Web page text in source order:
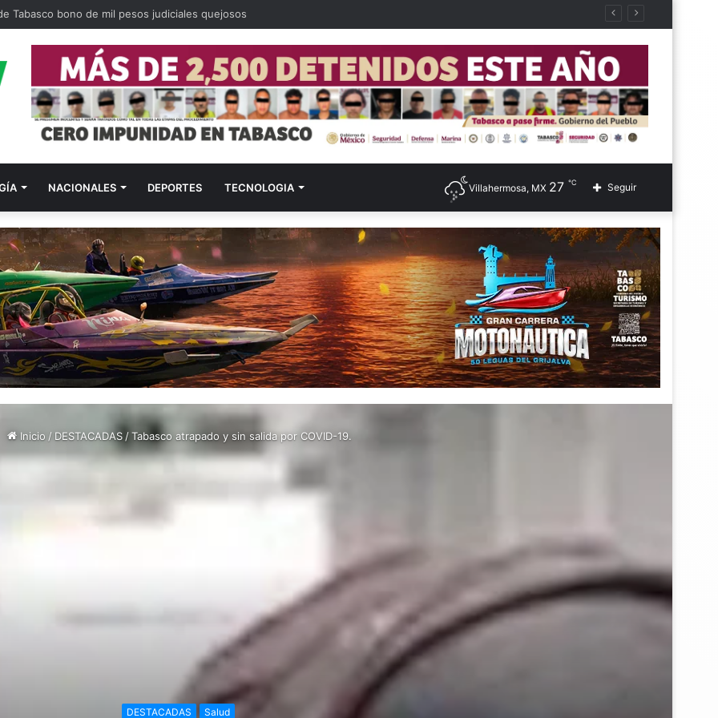
a quema de OXXO y violencia en Tabasco
NACIONALES DEPORTES TECNOLOGIA Seguir
Villahermosa, MX 27 ℃
Inicio / DESTACADAS/Tabasco atrapado y sin salida por COVID-19.
DESTACADAS Salud